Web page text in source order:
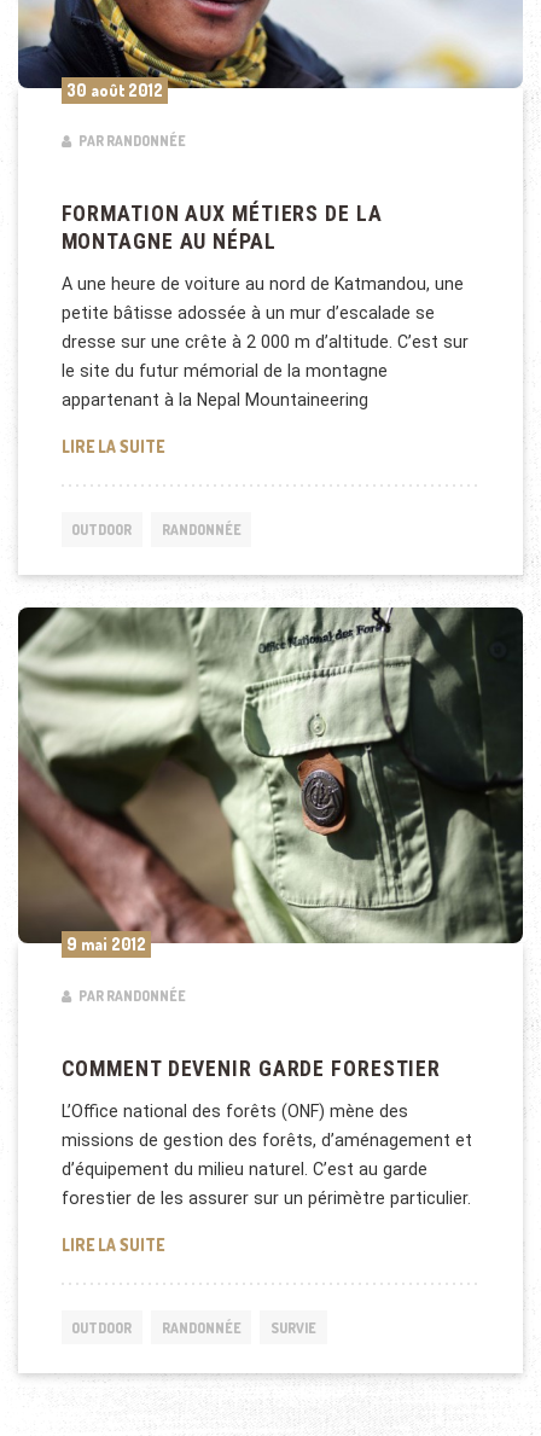
30 août 2012
PAR RANDONNÉE
FORMATION AUX MÉTIERS DE LA
MONTAGNE AU NÉPAL
A une heure de voiture au nord de Katmandou, une
petite bâtisse adossée à un mur d’escalade se
dresse sur une crête à 2 000 m d’altitude. C’est sur
le site du futur mémorial de la montagne
appartenant à la Nepal Mountaineering
LIRE LA SUITEFORMATION AUX MÉTIERS DE LA MONTAGNE AU
OUTDOOR RANDONNÉE
9 mai 2012
PAR RANDONNÉE
COMMENT DEVENIR GARDE FORESTIER
L’Office national des forêts (ONF) mène des
missions de gestion des forêts, d’aménagement et
d’équipement du milieu naturel. C’est au garde
forestier de les assurer sur un périmètre particulier.
LIRE LA SUITECOMMENT DEVENIR GARDE FORESTIER
OUTDOOR RANDONNÉE SURVIE